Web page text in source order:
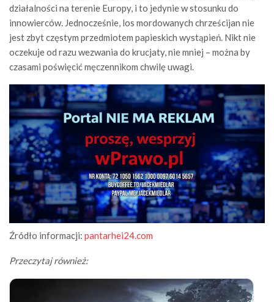
działalności na terenie Europy, i to jedynie w stosunku do
innowierców. Jednocześnie, los mordowanych chrześcijan nie
jest zbyt częstym przedmiotem papieskich wystąpień. Nikt nie
oczekuje od razu wezwania do krucjaty, nie mniej – można by
czasami poświęcić męczennikom chwilę uwagi.
Źródło informacji: pantarhei24.com
Przeczytaj również: